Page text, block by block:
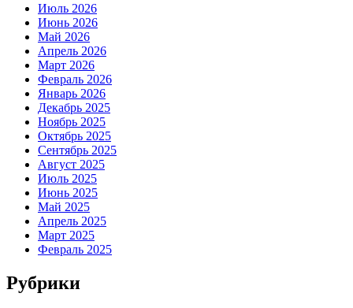
Июль 2026
Июнь 2026
Май 2026
Апрель 2026
Март 2026
Февраль 2026
Январь 2026
Декабрь 2025
Ноябрь 2025
Октябрь 2025
Сентябрь 2025
Август 2025
Июль 2025
Июнь 2025
Май 2025
Апрель 2025
Март 2025
Февраль 2025
Рубрики